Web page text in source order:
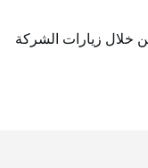
خلال زيارات الشركة